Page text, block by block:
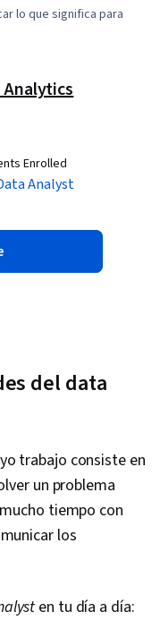
lo que significa para
Enrolled
Analyst
del data
trabajo consiste en
un problema
tiempo con
los
en tu día a día: